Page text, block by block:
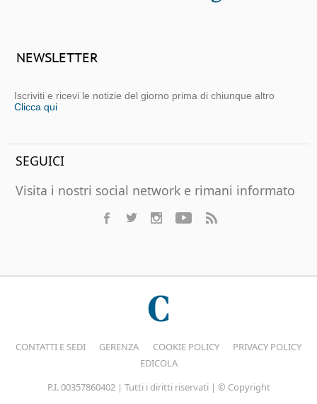
NEWSLETTER
Iscriviti e ricevi le notizie del giorno prima di chiunque altro
Clicca qui
SEGUICI
Visita i nostri social network e rimani informato
CONTATTI E SEDI GERENZA COOKIE POLICY
PRIVACY POLICY
EDICOLA
P.I. 00357860402 | Tutti i diritti riservati | © Copyright